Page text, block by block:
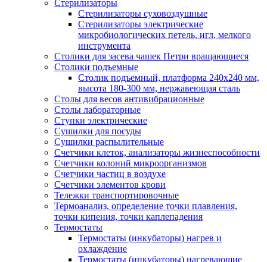
Стерилизаторы
Стерилизаторы суховоздушные
Стерилизаторы электрические
микробиологических петель, игл, мелкого
инструмента
Столики для засева чашек Петри вращающиеся
Столики подъемные
Столик подъемный, платформа 240х240 мм,
высота 180-300 мм, нержавеющая сталь
Столы для весов антивибрационные
Столы лабораторные
Ступки электрические
Сушилки для посуды
Сушилки распылительные
Счетчики клеток, анализаторы жизнеспособности
Счетчики колоний микроорганизмов
Счетчики частиц в воздухе
Счетчики элементов крови
Тележки транспортировочные
Термоанализ, определение точки плавления,
точки кипения, точки каплепадения
Термостаты
Термостаты (инкубаторы) нагрев и
охлаждение
Термостаты (инкубаторы) нагревающие